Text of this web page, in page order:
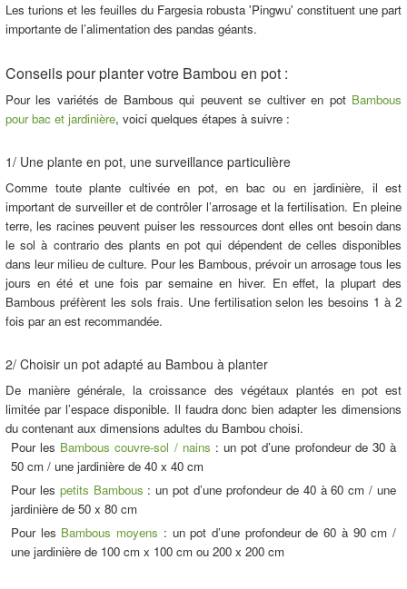
Les turions et les feuilles du Fargesia robusta 'Pingwu' constituent une part
importante de l’alimentation des pandas géants.
Conseils pour planter votre Bambou en pot :
Pour les variétés de Bambous qui peuvent se cultiver en pot Bambous
pour bac et jardinière, voici quelques étapes à suivre :
1/ Une plante en pot, une surveillance particulière
Comme toute plante cultivée en pot, en bac ou en jardinière, il est
important de surveiller et de contrôler l’arrosage et la fertilisation. En pleine
terre, les racines peuvent puiser les ressources dont elles ont besoin dans
le sol à contrario des plants en pot qui dépendent de celles disponibles
dans leur milieu de culture. Pour les Bambous, prévoir un arrosage tous les
jours en été et une fois par semaine en hiver. En effet, la plupart des
Bambous préfèrent les sols frais. Une fertilisation selon les besoins 1 à 2
fois par an est recommandée.
2/ Choisir un pot adapté au Bambou à planter
De manière générale, la croissance des végétaux plantés en pot est
limitée par l’espace disponible. Il faudra donc bien adapter les dimensions
du contenant aux dimensions adultes du Bambou choisi.
Pour les Bambous couvre-sol / nains : un pot d’une profondeur de 30 à
50 cm / une jardinière de 40 x 40 cm
Pour les petits Bambous : un pot d’une profondeur de 40 à 60 cm / une
jardinière de 50 x 80 cm
Pour les Bambous moyens : un pot d’une profondeur de 60 à 90 cm /
une jardinière de 100 cm x 100 cm ou 200 x 200 cm